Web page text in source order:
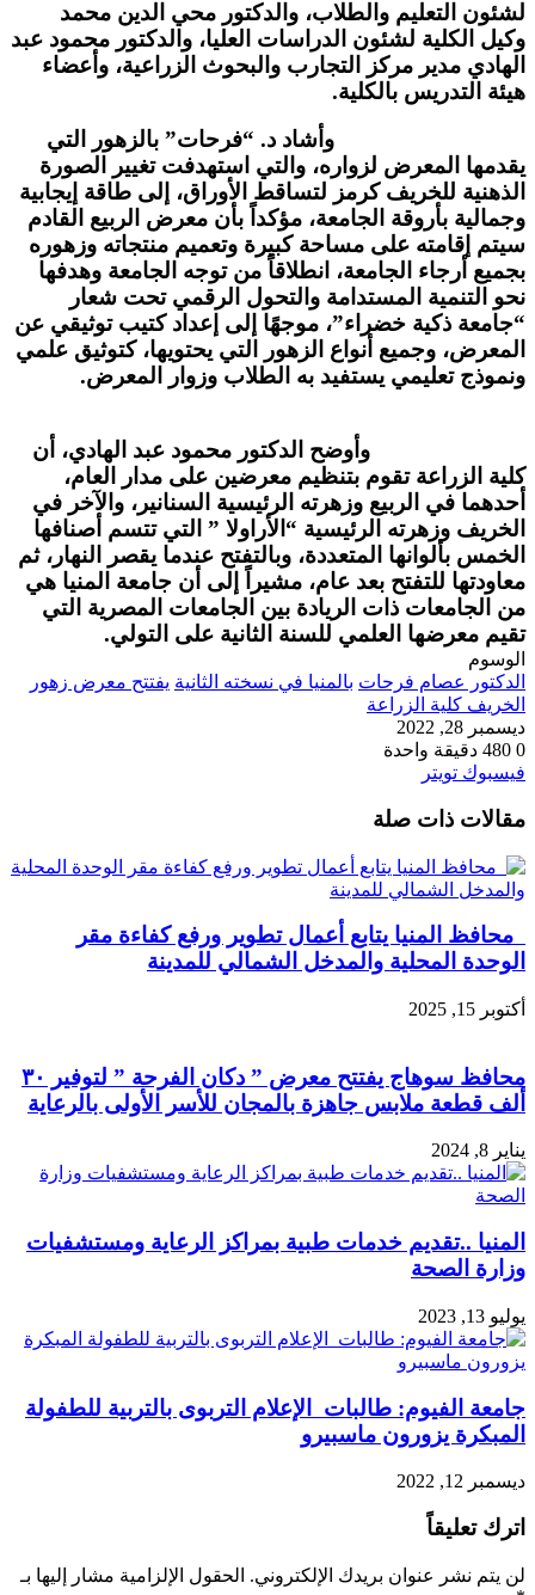
لشئون التعليم والطلاب، والدكتور محي الدين محمد
وكيل الكلية لشئون الدراسات العليا، والدكتور محمود عبد
الهادي مدير مركز التجارب والبحوث الزراعية، وأعضاء
هيئة التدريس بالكلية.
وأشاد د. “فرحات” بالزهور التي
يقدمها المعرض لزواره، والتي استهدفت تغيير الصورة
الذهنية للخريف كرمز لتساقط الأوراق، إلى طاقة إيجابية
وجمالية بأروقة الجامعة، مؤكداً بأن معرض الربيع القادم
سيتم إقامته على مساحة كبيرة وتعميم منتجاته وزهوره
بجميع أرجاء الجامعة، انطلاقاً من توجه الجامعة وهدفها
نحو التنمية المستدامة والتحول الرقمي تحت شعار
“جامعة ذكية خضراء”، موجهًا إلى إعداد كتيب توثيقي عن
المعرض، وجميع أنواع الزهور التي يحتويها، كتوثيق علمي
ونموذج تعليمي يستفيد به الطلاب وزوار المعرض.
وأوضح الدكتور محمود عبد الهادي، أن
كلية الزراعة تقوم بتنظيم معرضين على مدار العام،
أحدهما في الربيع وزهرته الرئيسية السنانير، والآخر في
الخريف وزهرته الرئيسية “الأراولا ” التي تتسم أصنافها
الخمس بألوانها المتعددة، وبالتفتح عندما يقصر النهار، ثم
معاودتها للتفتح بعد عام، مشيراً إلى أن جامعة المنيا هي
من الجامعات ذات الريادة بين الجامعات المصرية التي
تقيم معرضها العلمي للسنة الثانية على التولي.
الوسوم
الدكتور عصام فرحات بالمنيا في نسخته الثانية يفتتح معرض زهور
الخريف كلية الزراعة
ديسمبر 28, 2022
0
دقيقة واحدة
فيسبوك تويتر
البريد
مقالات ذات صلة
محافظ المنيا يتابع أعمال تطوير ورفع كفاءة مقر
الوحدة المحلية والمدخل الشمالي للمدينة
أكتوبر 15, 2025
محافظ سوهاج يفتتح معرض ” دكان الفرحة ” لتوفير ٣٠
ألف قطعة ملابس جاهزة بالمجان للأسر الأولى بالرعاية
يناير 8, 2024
المنيا ..تقديم خدمات طبية بمراكز الرعاية ومستشفيات
وزارة الصحة
يوليو 13, 2023
جامعة الفيوم: طالبات الإعلام التربوى بالتربية للطفولة
المبكرة يزورون ماسبيرو
ديسمبر 12, 2022
اترك تعليقاً
لن يتم نشر عنوان بريدك الإلكتروني. الحقول الإلزامية مشار إليها بـ